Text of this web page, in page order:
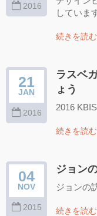
2016
していま
続きを読む
21
JAN
2016
ラスベ
ょう
2016
続きを読む
04
NOV
2015
ジョン
ジョンの
続きを読む